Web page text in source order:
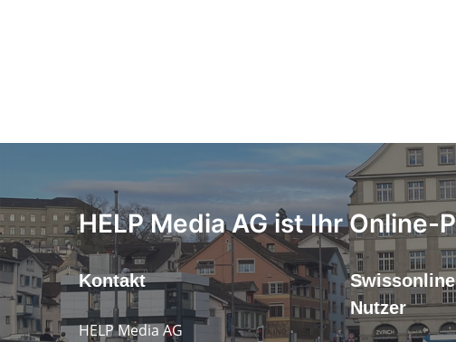
HELP Media AG ist Ihr Online-
Kontakt
HELP Media AG
Nutzer